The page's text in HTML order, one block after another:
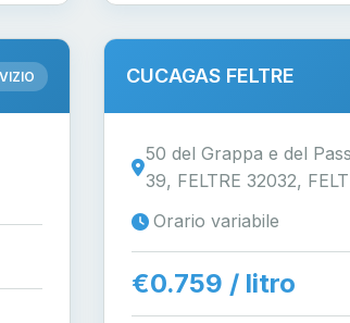
CUCAGAS FELTRE
50 del Grappa e del
39, FELTRE 32032,
Orario variabile
€0.759 / litro